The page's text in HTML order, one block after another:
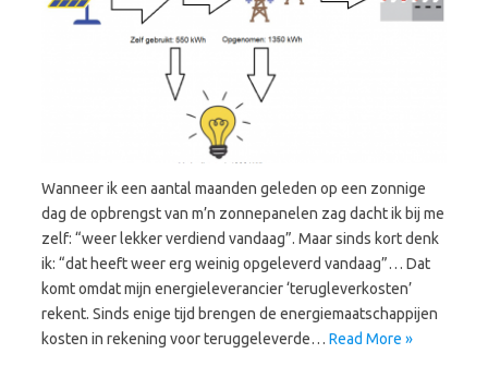
Wanneer ik een aantal maanden geleden op een zonnige
dag de opbrengst van m’n zonnepanelen zag dacht ik bij me
zelf: “weer lekker verdiend vandaag”. Maar sinds kort denk
ik: “dat heeft weer erg weinig opgeleverd vandaag”… Dat
komt omdat mijn energieleverancier ‘terugleverkosten’
rekent. Sinds enige tijd brengen de energiemaatschappijen
kosten in rekening voor teruggeleverde… Read More »